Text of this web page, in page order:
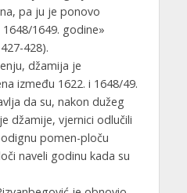
pa ju je ponovo
1649. godine»
428).
džamija je
između 1622. i 1648/49.
da su, nakon dužeg
džamije, vjernici odlučili
pomen-ploču
naveli godinu kada su